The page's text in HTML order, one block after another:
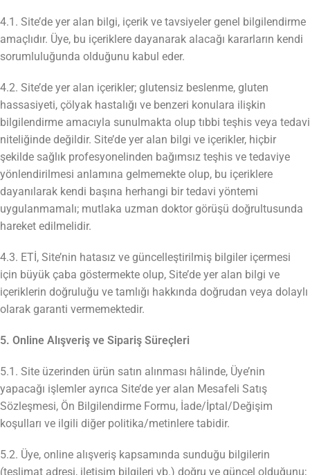
4.1. Site’de yer alan bilgi, içerik ve tavsiyeler genel bilgilendirme
amaçlıdır. Üye, bu içeriklere dayanarak alacağı kararların kendi
sorumluluğunda olduğunu kabul eder.
4.2. Site’de yer alan içerikler; glutensiz beslenme, gluten
hassasiyeti, çölyak hastalığı ve benzeri konulara ilişkin
bilgilendirme amacıyla sunulmakta olup tıbbi teşhis veya tedavi
niteliğinde değildir. Site’de yer alan bilgi ve içerikler, hiçbir
şekilde sağlık profesyonelinden bağımsız teşhis ve tedaviye
yönlendirilmesi anlamına gelmemekte olup, bu içeriklere
dayanılarak kendi başına herhangi bir tedavi yöntemi
uygulanmamalı; mutlaka uzman doktor görüşü doğrultusunda
hareket edilmelidir.
4.3. ETİ, Site’nin hatasız ve güncelleştirilmiş bilgiler içermesi
için büyük çaba göstermekte olup, Site’de yer alan bilgi ve
içeriklerin doğruluğu ve tamlığı hakkında doğrudan veya dolaylı
olarak garanti vermemektedir.
5. Online Alışveriş ve Sipariş Süreçleri
5.1. Site üzerinden ürün satın alınması hâlinde, Üye’nin
yapacağı işlemler ayrıca Site’de yer alan Mesafeli Satış
Sözleşmesi, Ön Bilgilendirme Formu, İade/İptal/Değişim
koşulları ve ilgili diğer politika/metinlere tabidir.
5.2. Üye, online alışveriş kapsamında sunduğu bilgilerin
(teslimat adresi, iletişim bilgileri vb.) doğru ve güncel olduğunu;